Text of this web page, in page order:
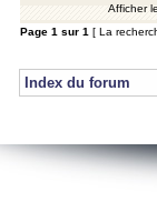
Afficher
Page 1 sur 1 [ La
Index du forum